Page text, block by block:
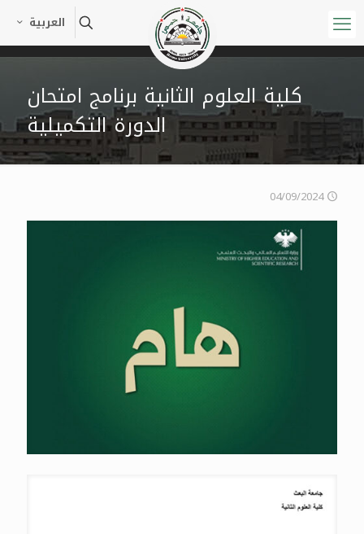
العربية
كلية العلوم الثانية برنامج امتحان
الدورة التكميلية
04/09/2024